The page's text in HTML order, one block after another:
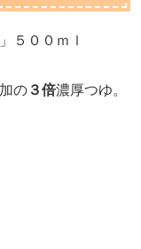
５００ｍｌ
の ３倍濃厚つゆ。